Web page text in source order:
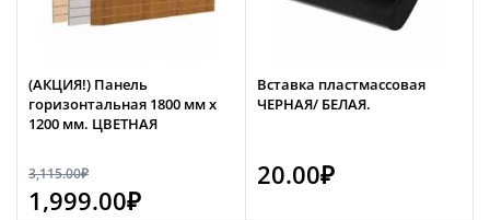
(АКЦИЯ!) Панель
горизонтальная 1800 мм х
1200 мм. ЦВЕТНАЯ
3,115.00₽
1,999.00₽
Вставка пластмассовая
ЧЕРНАЯ/ БЕЛАЯ.
20.00₽